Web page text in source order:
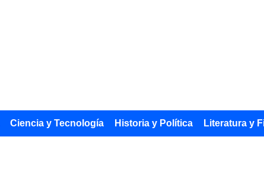
Ciencia y Tecnología Historia y Política Literatura y